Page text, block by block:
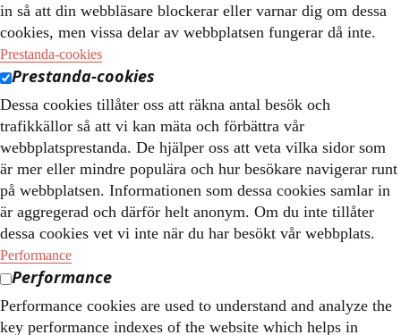
in så att din webbläsare blockerar eller varnar dig om dessa
cookies, men vissa delar av webbplatsen fungerar då inte.
Prestanda-cookies
Prestanda-cookies
Dessa cookies tillåter oss att räkna antal besök och
trafikkällor så att vi kan mäta och förbättra vår
webbplatsprestanda. De hjälper oss att veta vilka sidor som
är mer eller mindre populära och hur besökare navigerar runt
på webbplatsen. Informationen som dessa cookies samlar in
är aggregerad och därför helt anonym. Om du inte tillåter
dessa cookies vet vi inte när du har besökt vår webbplats.
Performance
Performance
Performance cookies are used to understand and analyze the
key performance indexes of the website which helps in